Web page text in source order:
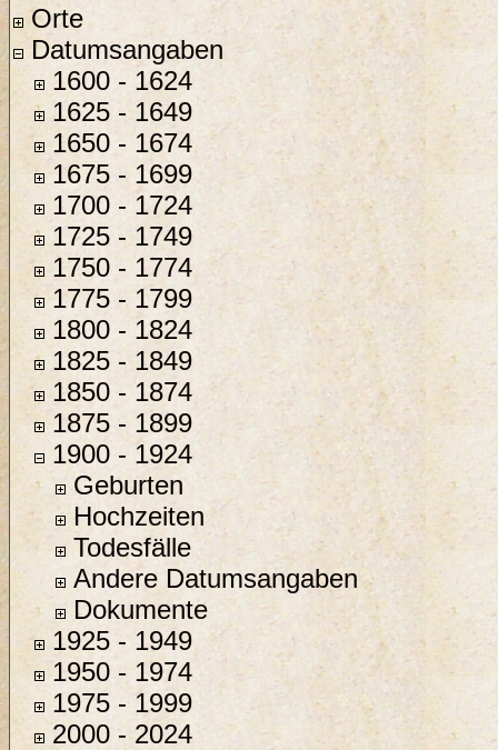
Orte
Datumsangaben
1600 - 1624
1625 - 1649
1650 - 1674
1675 - 1699
1700 - 1724
1725 - 1749
1750 - 1774
1775 - 1799
1800 - 1824
1825 - 1849
1850 - 1874
1875 - 1899
1900 - 1924
Geburten
Hochzeiten
Todesfälle
Andere Datumsangaben
Dokumente
1925 - 1949
1950 - 1974
1975 - 1999
2000 - 2024